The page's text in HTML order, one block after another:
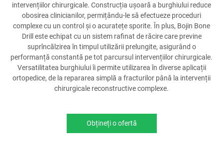
intervențiilor chirurgicale. Construcția ușoară a burghiului reduce
obosirea clinicianilor, permițându-le să efectueze proceduri
complexe cu un control și o acuratețe sporite. În plus, Bojin Bone
Drill este echipat cu un sistem rafinat de răcire care previne
suprîncălzirea în timpul utilizării prelungite, asigurând o
performanță constantă pe tot parcursul intervențiilor chirurgicale.
Versatilitatea burghiului îi permite utilizarea în diverse aplicații
ortopedice, de la repararea simplă a fracturilor până la intervenții
chirurgicale reconstructive complexe.
Obțineți o ofertă